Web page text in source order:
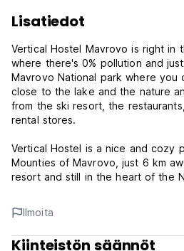
Lisatiedot
Vertical Hostel Mavrovo is right in
where there's 0% pollution and
Mavrovo National park where you
close to the lake and the nature
from the ski resort, the
rental stores.
Vertical Hostel is a nice and cozy
Mounties of Mavrovo, just 6 km
resort and still in the heart of the
We have 6 hostel rooms (4x2
private room with double bed, tv
Fully equipped kitchen and
Ilmoita
Kiinteistön säännöt